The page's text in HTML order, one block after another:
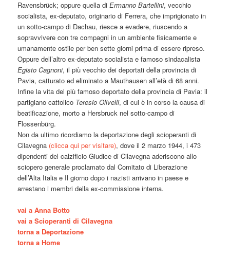
Ravensbrück; oppure quella diErmanno Bartellini, vecchio
socialista, ex-deputato, originario di Ferrera, che imprigionato in
un sotto-campo di Dachau, riesce a evadere, riuscendo a
sopravvivere con tre compagni in un ambiente fisicamente e
umanamente ostile per ben sette giorni prima di essere ripreso.
Oppure dell’altro ex-deputato socialista e famoso sindacalista
Egisto Cagnoni, il più vecchio dei deportati della provincia di
Pavia, catturato ed eliminato a Mauthausen all’età di 68 anni.
Infine la vita del più famoso deportato della provincia di Pavia: il
partigiano cattolico Teresio Olivelli, di cui è in corso la causa di
beatificazione, morto a Hersbruck nel sotto-campo di
Flossenbürg.
Non da ultimo ricordiamo la deportazione degli scioperanti di
Cilavegna (clicca qui per visitare), dove il 2 marzo 1944, i 473
dipendenti del calzificio Giudice di Cilavegna aderiscono allo
sciopero generale proclamato dal Comitato di Liberazione
dell’Alta Italia e Il giorno dopo i nazisti arrivano in paese e
arrestano i membri della ex-commissione interna.
vai a Anna Botto
vai a Scioperanti di Cilavegna
torna a Deportazione
torna a Home